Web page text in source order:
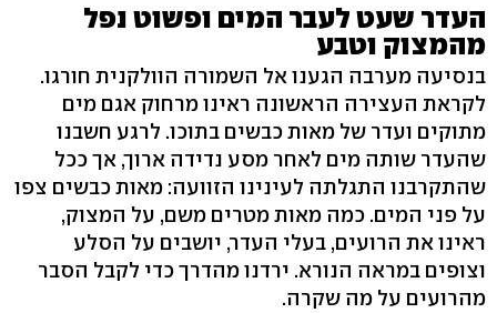
העדר שעט לעבר המים ופשוט נפל
מהמצוק וטבע
בנסיעה מערבה הגענו אל השמורה הוולקנית חורגו.
לקראת העצירה הראשונה ראינו מרחוק אגם מים
מתוקים ועדר של מאות כבשים בתוכו. לרגע חשבנו
שהעדר שותה מים לאחר מסע נדידה ארוך, אך ככל
שהתקרבנו התגלתה לעינינו הזוועה: מאות כבשים צפו
על פני המים. כמה מאות מטרים משם, על המצוק,
ראינו את הרועים, בעלי העדר, יושבים על הסלע
וצופים במראה הנורא. ירדנו מהדרך כדי לקבל הסבר
מהרועים על מה שקרה.